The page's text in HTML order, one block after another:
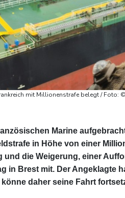
mit Millionenstrafe belegt / Foto:
Marine
in Höhe von einer
die Weigerung, einer
in Brest mit. Der Angeklagte
daher seine Fahrt